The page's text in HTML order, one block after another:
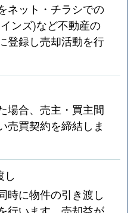
ネット・チラシでの
ンズ)など不動産の
登録し売却活動を行
場合、売主・買主間
売買契約を締結しま
し
時に物件の引き渡し
行います。売却益が